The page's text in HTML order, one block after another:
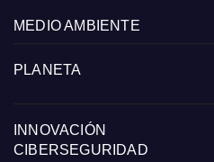
MEDIO AMBIENTE
PLANETA
INNOVACIÓN
CIBERSEGURIDAD